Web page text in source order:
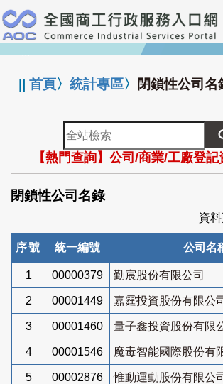
跳
到
主
要
:::
||首頁〉統計專區〉 閉鎖性公司名
全
站
檢
索
【熱門查詢】公司/商業/工廠登記
閉鎖性公司名錄
資
序號 統一編號 公司名
1 00000379 勤宸股份有限公司
2 00001449 嘉霆投資股份有限公
3 00001460 量子鑫投資股份有限
4 00001546 魔毒智能國際股份有
5 00002876 惟動運動股份有限公